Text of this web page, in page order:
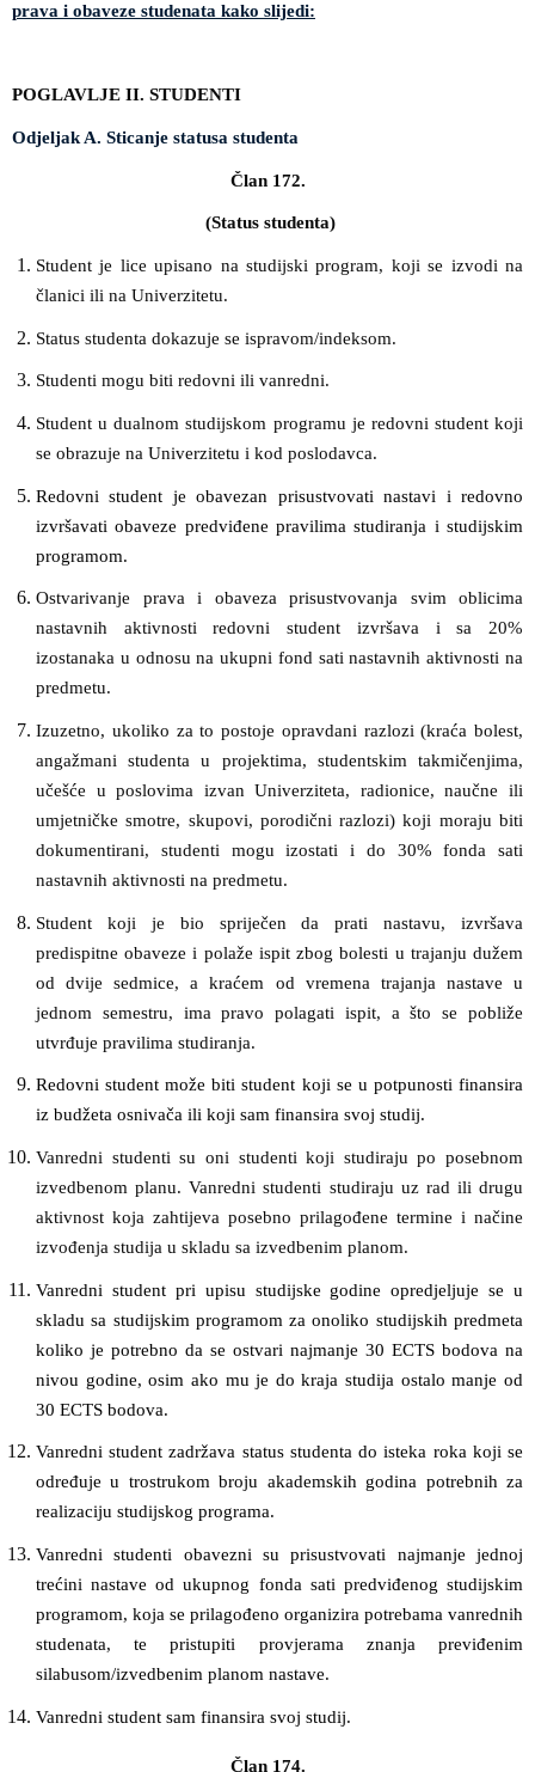
prava i obaveze studenata kako slijedi:
POGLAVLJE II. STUDENTI
Odjeljak A. Sticanje statusa studenta
Član 172.
(Status studenta)
Student je lice upisano na studijski program, koji se izvodi na
članici ili na Univerzitetu.
Status studenta dokazuje se ispravom/indeksom.
Studenti mogu biti redovni ili vanredni.
Student u dualnom studijskom programu je redovni student koji
se obrazuje na Univerzitetu i kod poslodavca.
Redovni student je obavezan prisustvovati nastavi i redovno
izvršavati obaveze predviđene pravilima studiranja i studijskim
programom.
Ostvarivanje prava i obaveza prisustvovanja svim oblicima
nastavnih aktivnosti redovni student izvršava i sa 20%
izostanaka u odnosu na ukupni fond sati nastavnih aktivnosti na
predmetu.
Izuzetno, ukoliko za to postoje opravdani razlozi (kraća bolest,
angažmani studenta u projektima, studentskim takmičenjima,
učešće u poslovima izvan Univerziteta, radionice, naučne ili
umjetničke smotre, skupovi, porodični razlozi) koji moraju biti
dokumentirani, studenti mogu izostati i do 30% fonda sati
nastavnih aktivnosti na predmetu.
Student koji je bio spriječen da prati nastavu, izvršava
predispitne obaveze i polaže ispit zbog bolesti u trajanju dužem
od dvije sedmice, a kraćem od vremena trajanja nastave u
jednom semestru, ima pravo polagati ispit, a što se pobliže
utvrđuje pravilima studiranja.
Redovni student može biti student koji se u potpunosti finansira
iz budžeta osnivača ili koji sam finansira svoj studij.
Vanredni studenti su oni studenti koji studiraju po posebnom
izvedbenom planu. Vanredni studenti studiraju uz rad ili drugu
aktivnost koja zahtijeva posebno prilagođene termine i načine
izvođenja studija u skladu sa izvedbenim planom.
Vanredni student pri upisu studijske godine opredjeljuje se u
skladu sa studijskim programom za onoliko studijskih predmeta
koliko je potrebno da se ostvari najmanje 30 ECTS bodova na
nivou godine, osim ako mu je do kraja studija ostalo manje od
30 ECTS bodova.
Vanredni student zadržava status studenta do isteka roka koji se
određuje u trostrukom broju akademskih godina potrebnih za
realizaciju studijskog programa.
Vanredni studenti obavezni su prisustvovati najmanje jednoj
trećini nastave od ukupnog fonda sati predviđenog studijskim
programom, koja se prilagođeno organizira potrebama vanrednih
studenata, te pristupiti provjerama znanja previđenim
silabusom/izvedbenim planom nastave.
Vanredni student sam finansira svoj studij.
Član 174.